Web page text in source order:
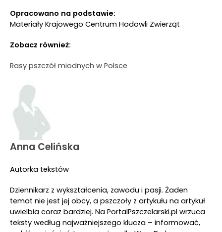
Opracowano na podstawie:
Materiały Krajowego Centrum Hodowli Zwierząt
Zobacz również:
Rasy pszczół miodnych w Polsce
Anna Celińska
Autorka tekstów
Dziennikarz z wykształcenia, zawodu i pasji. Żaden
temat nie jest jej obcy, a pszczoły z artykułu na artykuł
uwielbia coraz bardziej. Na PortalPszczelarski.pl wrzuca
teksty według najważniejszego klucza – informować,